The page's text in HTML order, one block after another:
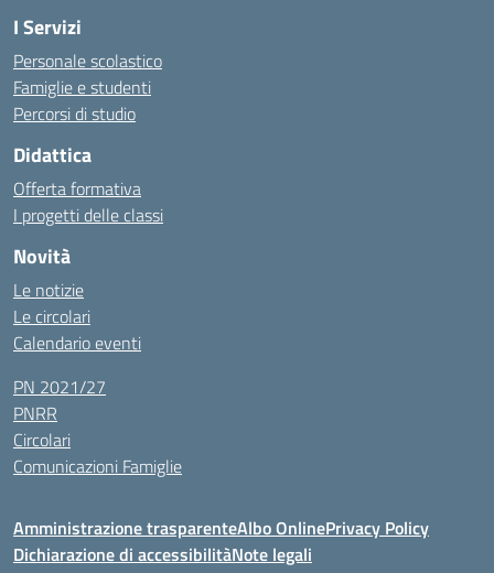
I Servizi
Personale scolastico
Famiglie e studenti
Percorsi di studio
Didattica
Offerta formativa
I progetti delle classi
Novità
Le notizie
Le circolari
Calendario eventi
PN 2021/27
PNRR
Circolari
Comunicazioni Famiglie
Amministrazione trasparenteAlbo OnlinePrivacy Policy
Dichiarazione di accessibilitàNote legali